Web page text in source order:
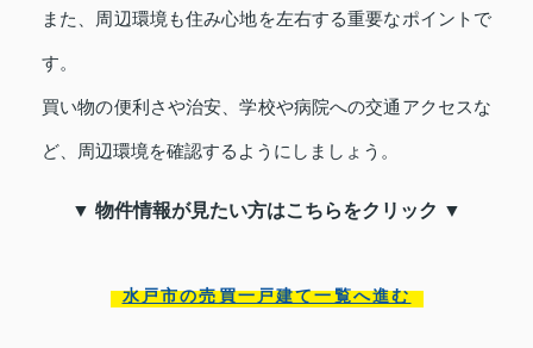
また、周辺環境も住み心地を左右する重要なポイントで
す。
買い物の便利さや治安、学校や病院への交通アクセスな
ど、周辺環境を確認するようにしましょう。
▼ 物件情報が見たい方はこちらをクリック ▼
水戸市の売買一戸建て一覧へ進む